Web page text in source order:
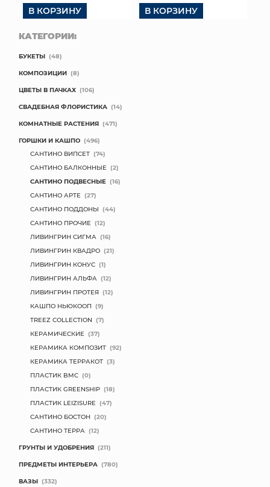
В КОРЗИНУ В КОРЗИНУ
КАТЕГОРИИ:
БУКЕТЫ (48)
КОМПОЗИЦИИ (8)
ЦВЕТЫ В ПАЧКАХ (106)
СВАДЕБНАЯ ФЛОРИСТИКА (14)
КОМНАТНЫЕ РАСТЕНИЯ (471)
ГОРШКИ И КАШПО (496)
САНТИНО ВИПСЕТ (74)
САНТИНО БАЛКОННЫЕ (2)
САНТИНО ПОДВЕСНЫЕ (16)
САНТИНО АРТЕ (27)
САНТИНО ПОДДОНЫ (44)
САНТИНО ПРОЧИЕ (12)
ЛИВИНГРИН СИГМА (16)
ЛИВИНГРИН КВАДРО (21)
ЛИВИНГРИН КОНУС (1)
ЛИВИНГРИН АЛЬФА (12)
ЛИВИНГРИН ПРОТЕЯ (12)
КАШПО НЬЮКООП (9)
TREEZ COLLECTION (7)
КЕРАМИЧЕСКИЕ (37)
КЕРАМИКА КОМПОЗИТ (92)
КЕРАМИКА ТЕРРАКОТ (3)
ПЛАСТИК BMC (0)
ПЛАСТИК GREENSHIP (18)
ПЛАСТИК LEIZISURE (47)
САНТИНО БОСТОН (20)
САНТИНО ТЕРРА (12)
ГРУНТЫ И УДОБРЕНИЯ (211)
ПРЕДМЕТЫ ИНТЕРЬЕРА (780)
ВАЗЫ (332)